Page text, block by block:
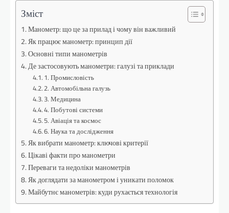
Зміст
Манометр: що це за прилад і чому він важливий
Як працює манометр: принцип дії
Основні типи манометрів
Де застосовують манометри: галузі та приклади
1. Промисловість
2. Автомобільна галузь
3. Медицина
4. Побутові системи
5. Авіація та космос
6. Наука та дослідження
Як вибрати манометр: ключові критерії
Цікаві факти про манометри
Переваги та недоліки манометрів
Як доглядати за манометром і уникати поломок
Майбутнє манометрів: куди рухається технологія